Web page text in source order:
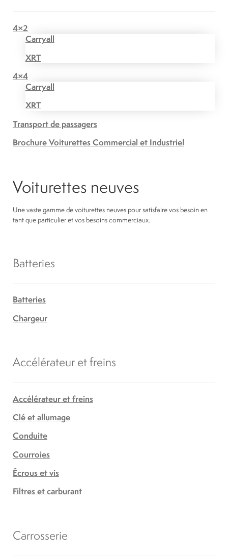
4×2
Carryall
XRT
4×4
Carryall
XRT
Transport de passagers
Brochure Voiturettes Commercial et Industriel
Voiturettes neuves
Une vaste gamme de voiturettes neuves pour satisfaire vos besoin en
tant que particulier et vos besoins commerciaux.
Batteries
Batteries
Chargeur
Accélérateur et freins
Accélérateur et freins
Clé et allumage
Conduite
Courroies
Écrous et vis
Filtres et carburant
Carrosserie